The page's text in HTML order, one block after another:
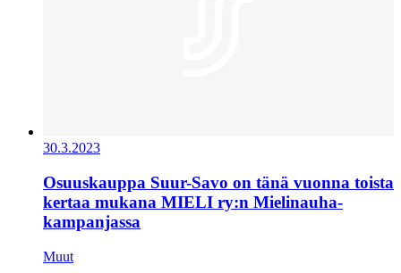
30.3.2023
Osuuskauppa Suur-Savo on tänä vuonna toista
kertaa mukana MIELI ry:n Mielinauha-
kampanjassa
Muut